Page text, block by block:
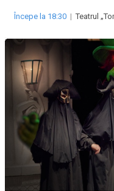
Începe la 18:30 |Teatrul